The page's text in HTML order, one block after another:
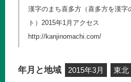
漢字のまち喜多方（喜多方を漢字
ト）2015年1月アクセス
http://kanjinomachi.com/
年月と地域 2015年3月 東北